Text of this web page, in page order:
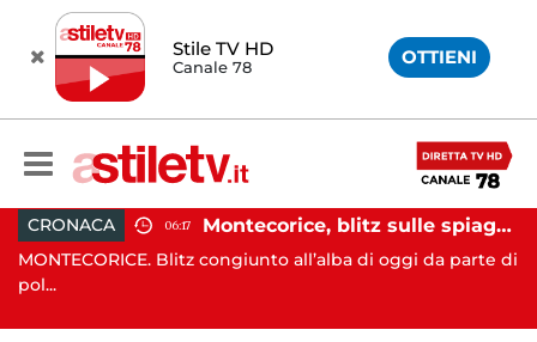
Stile TV HD
Canale 78 OTTIENI
CRONACA 06:17 Montecorice, blitz sulle spiagge libere: sequestrati oltre 300 ombrelloni e lettini lasciati sull’arenile
MONTECORICE. Blitz congiunto all’alba di oggi da parte di
pol...